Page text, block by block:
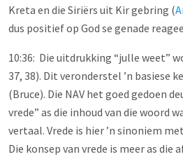
Kreta en die Siriërs uit Kir gebring (
dus positief op God se genade
10:36: Die uitdrukking “julle weet”
37, 38). Dit veronderstel ’n basiese
(Bruce). Die NAV het goed gedoen
vrede” as die inhoud van die woord
vertaal. Vrede is hier ’n sinoniem
Die konsep van vrede is meer as die